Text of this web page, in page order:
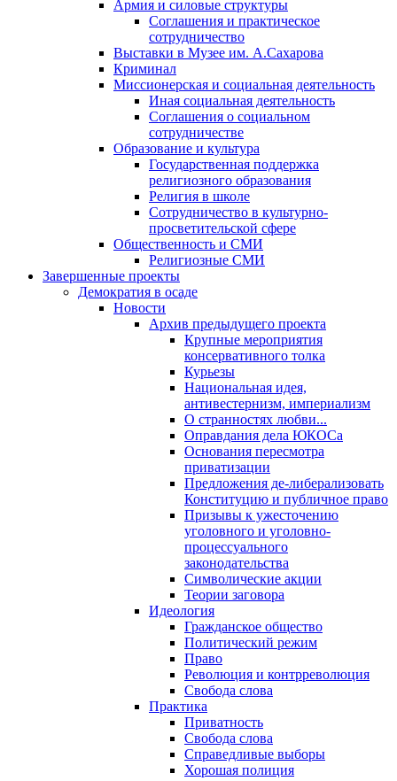
Армия и силовые структуры
Соглашения и практическое
сотрудничество
Выставки в Музее им. А.Сахарова
Криминал
Миссионерская и социальная деятельность
Иная социальная деятельность
Соглашения о социальном
сотрудничестве
Образование и культура
Государственная поддержка
религиозного образования
Религия в школе
Сотрудничество в культурно-
просветительской сфере
Общественность и СМИ
Религиозные СМИ
Завершенные проекты
Демократия в осаде
Новости
Архив предыдущего проекта
Крупные мероприятия
консервативного толка
Курьезы
Национальная идея,
антивестернизм, империализм
О странностях любви...
Оправдания дела ЮКОСа
Основания пересмотра
приватизации
Предложения де-либерализовать
Конституцию и публичное право
Призывы к ужесточению
уголовного и уголовно-
процессуального
законодательства
Символические акции
Теории заговора
Идеология
Гражданское общество
Политический режим
Право
Революция и контрреволюция
Свобода слова
Практика
Приватность
Свобода слова
Справедливые выборы
Хорошая полиция